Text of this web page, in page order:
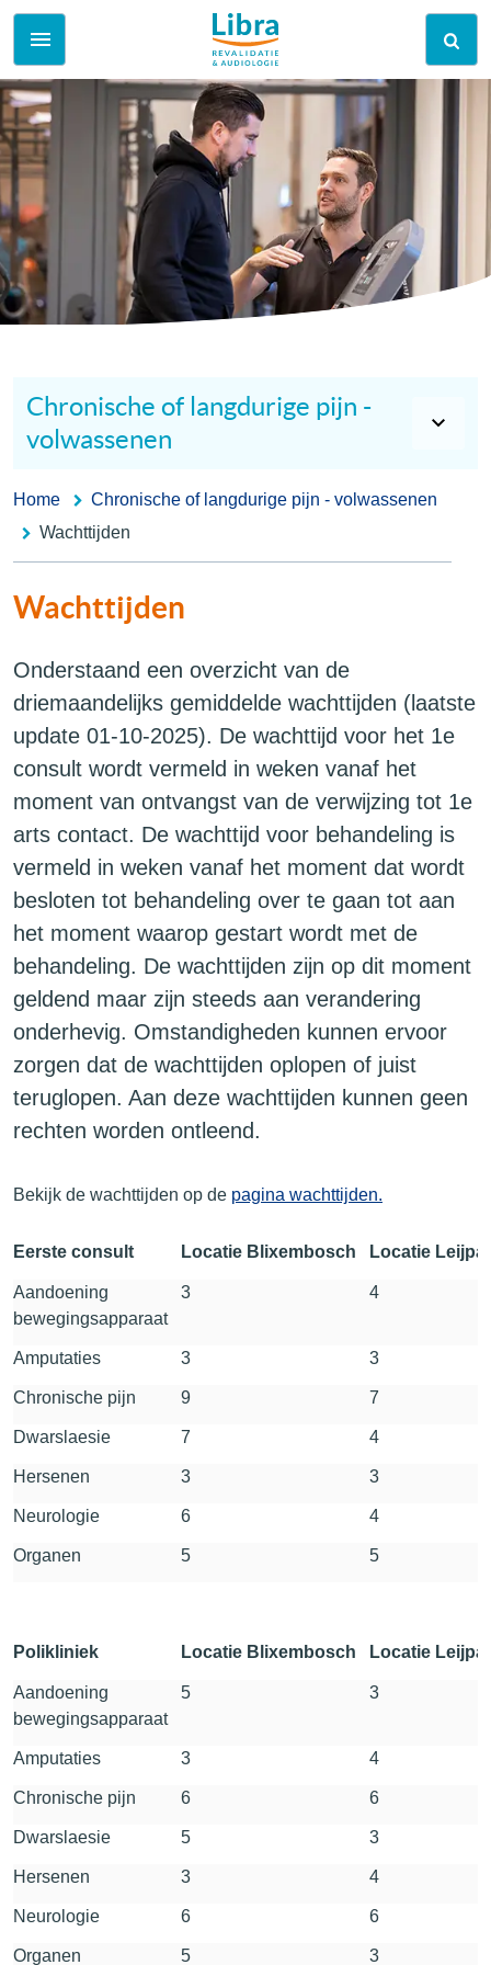
Chronische of langdurige pijn -
volwassenen
Home
Chronische of langdurige pijn - volwassenen
Wachttijden
Wachttijden
Onderstaand een overzicht van de
driemaandelijks gemiddelde wachttijden (laatste
update 01-10-2025). De wachttijd voor het 1e
consult wordt vermeld in weken vanaf het
moment van ontvangst van de verwijzing tot 1e
arts contact. De wachttijd voor behandeling is
vermeld in weken vanaf het moment dat wordt
besloten tot behandeling over te gaan tot aan
het moment waarop gestart wordt met de
behandeling. De wachttijden zijn op dit moment
geldend maar zijn steeds aan verandering
onderhevig. Omstandigheden kunnen ervoor
zorgen dat de wachttijden oplopen of juist
teruglopen. Aan deze wachttijden kunnen geen
rechten worden ontleend.
Bekijk de wachttijden op de pagina wachttijden.
Eerste consult Locatie Blixembosch Locatie
Aandoening
bewegingsapparaat
3 4
Amputaties 3 3
Chronische pijn 9 7
Dwarslaesie 7 4
Hersenen 3 3
Neurologie 6 4
Organen 5 5
Polikliniek Locatie Blixembosch Locatie
Aandoening
bewegingsapparaat
5 3
Amputaties 3 4
Chronische pijn 6 6
Dwarslaesie 5 3
Hersenen 3 4
Neurologie 6 6
Organen 5 3